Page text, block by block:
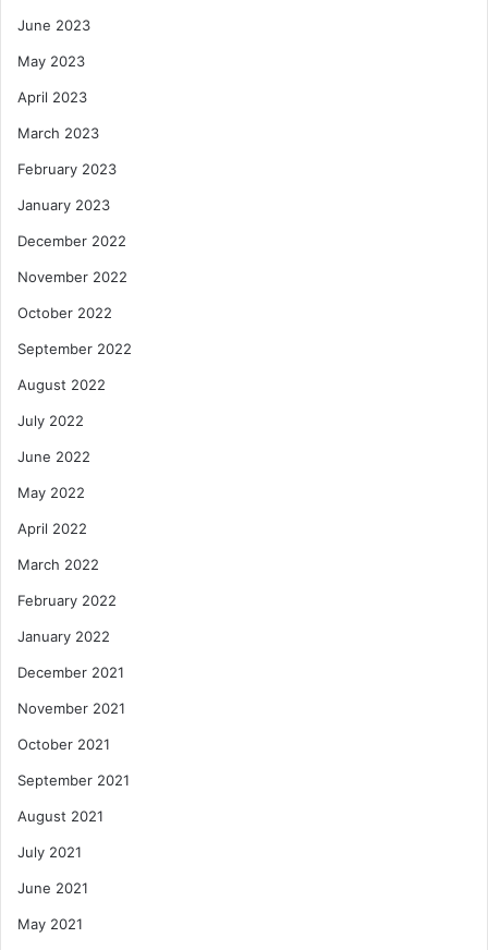
June 2023
May 2023
April 2023
March 2023
February 2023
January 2023
December 2022
November 2022
October 2022
September 2022
August 2022
July 2022
June 2022
May 2022
April 2022
March 2022
February 2022
January 2022
December 2021
November 2021
October 2021
September 2021
August 2021
July 2021
June 2021
May 2021